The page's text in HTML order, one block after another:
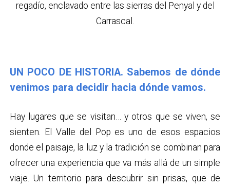
regadío, enclavado entre las sierras del Penyal y del
Carrascal.
UN POCO DE HISTORIA. Sabemos de dónde
venimos para decidir hacia dónde vamos.
Hay lugares que se visitan… y otros que se viven, se
sienten. El Valle del Pop es uno de esos espacios
donde el paisaje, la luz y la tradición se combinan para
ofrecer una experiencia que va más allá de un simple
viaje. Un territorio para descubrir sin prisas, que de